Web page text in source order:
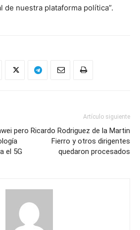
de nuestra plataforma política”.
pero
el 5G
Artículo siguiente
Ricardo Rodriguez de la Martin
Fierro y otros dirigentes
quedaron procesados